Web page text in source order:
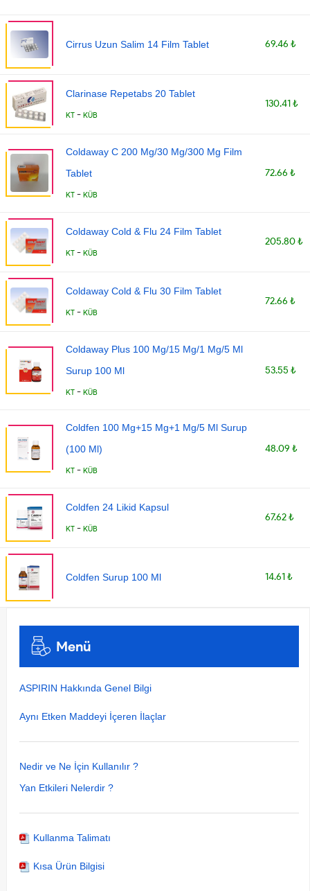
Cirrus Uzun Salim 14 Film Tablet 69.46 ₺
Clarinase Repetabs 20 Tablet
KT - KÜB
130.41 ₺
Coldaway C 200 Mg/30 Mg/300 Mg Film
Tablet
KT - KÜB
72.66 ₺
Coldaway Cold & Flu 24 Film Tablet
KT - KÜB
205.80 ₺
Coldaway Cold & Flu 30 Film Tablet
KT - KÜB
72.66 ₺
Coldaway Plus 100 Mg/15 Mg/1 Mg/5 Ml
Surup 100 Ml
KT - KÜB
53.55 ₺
Coldfen 100 Mg+15 Mg+1 Mg/5 Ml Surup
(100 Ml)
KT - KÜB
48.09 ₺
Coldfen 24 Likid Kapsul
KT - KÜB
67.62 ₺
Coldfen Surup 100 Ml 14.61 ₺
Menü
ASPIRIN Hakkında Genel Bilgi
Aynı Etken Maddeyi İçeren İlaçlar
Nedir ve Ne İçin Kullanılır ?
Yan Etkileri Nelerdir ?
Kullanma Talimatı
Kısa Ürün Bilgisi